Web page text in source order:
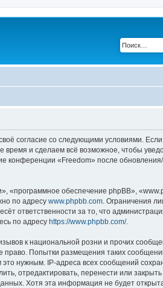
согласие со следующими условиями. Если
и сделаем всё возможное, чтобы
конференции «Freedom» после
обеспечение phpBB»,
по адресу www.phpbb.com . Ограничения
ответственности за то, что
по адресу https://www.phpbb.com/.
к национальной розни и прочих
Попытки размещения таких
нужным. IP-адреса всех сообщений
отредактировать, перенести или
Хотя эта информация не будет